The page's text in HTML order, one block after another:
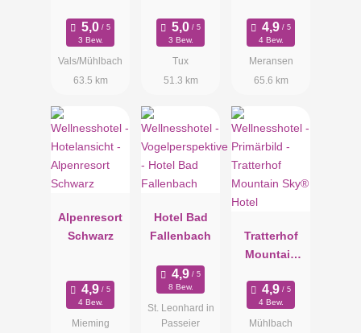
3 Bew.
Vals/Mühlbach
63.5 km
3 Bew.
Tux
51.3 km
Dolomites
Wellbeing
4 Bew.
Meransen
65.6 km
Alpenresort
Schwarz
4 Bew.
Mieming
Hotel Bad
Fallenbach
8 Bew.
St. Leonhard in
Passeier
Tratterhof
Mountain
4 Bew.
Mühlbach